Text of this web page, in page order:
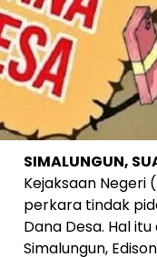
SIMALUNGUN,
Kejaksaan Negeri
perkara tindak
Dana Desa. Hal
Simalungun,